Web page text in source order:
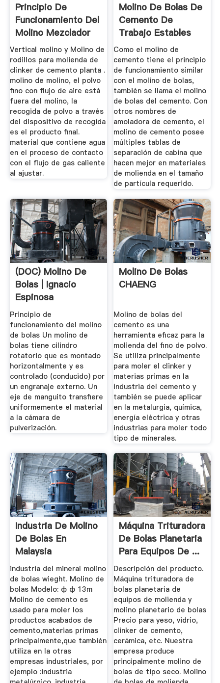
Principio De
Funcionamiento Del
Molino Mezclador
Tworoll
Vertical molino y Molino de
rodillos para molienda de
clinker de cemento planta .
molino de molino, el polvo
fino con flujo de aire está
fuera del molino, la
recogida de polvo a través
del dispositivo de recogida
es el producto final.
material que contiene agua
en el proceso de contacto
con el flujo de gas caliente
al ajustar.
Molino De Bolas De
Cemento De
Trabajo Estables
Como el molino de
cemento tiene el principio
de funcionamiento similar
con el molino de bolas,
también se llama el molino
de bolas del cemento. Con
otros nombres de
amoladora de cemento, el
molino de cemento posee
múltiples tablas de
separación de cabina que
hacen mejor en materiales
de molienda en el tamaño
de partícula requerido.
(DOC) Molino De
Bolas | Ignacio
Espinosa
Bobenrieth ...
Principio de
funcionamiento del molino
de bolas Un molino de
bolas tiene cilindro
rotatorio que es montado
horizontalmente y es
controlado (conducido) por
un engranaje externo. Un
eje de manguito transfiere
uniformemente el material
a la cámara de
pulverización.
Molino De Bolas
CHAENG
Molino de bolas del
cemento es una
herramienta eficaz para la
molienda del fino de polvo.
Se utiliza principalmente
para moler el clinker y
materias primas en la
industria del cemento y
también se puede aplicar
en la metalurgia, química,
energía eléctrica y otras
industrias para moler todo
tipo de minerales.
Industria De Molino
De Bolas En
Malaysia
industria del mineral molino
de bolas wieght. Molino de
bolas Modelo: ф ф 13m
Molino de cemento es
usado para moler los
productos acabados de
cemento,materias primas
principalmente,que también
utiliza en la otras
empresas industriales, por
ejemplo :industria
Máquina Trituradora
De Bolas Planetaria
Para Equipos De ...
Descripción del producto.
Máquina trituradora de
bolas planetaria de
equipos de molienda y
molino planetario de bolas
Precio para yeso, vidrio,
clinker de cemento,
cerámica, etc. Nuestra
empresa produce
principalmente molino de
bolas de tipo seco. Molino